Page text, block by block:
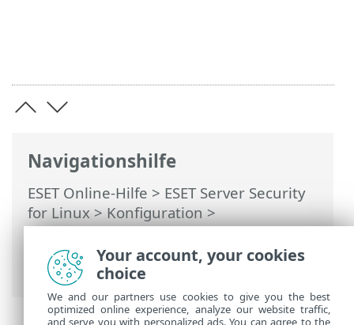
Navigationshilfe
ESET Online-Hilfe > ESET Server Security
for Linux>Konfiguration>
Schutzfunktionen>Echtzeit-Dateischutz
ThreatSense-Parameter >
Säuberungsstufen
Your account, your cookies
choice
We and our partners use cookies to give you the best
optimized online experience, analyze our website traffic,
and serve you with personalized ads. You can agree to the